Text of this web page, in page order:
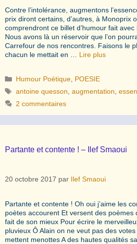
Contre l’intolérance, augmentons
prix diront certains, d’autres, à Monoprix
comprendront ce billet d’humour fait avec
Nous avons là un réservoir que l’on
Carrefour de nos rencontres. Faisons le
chacun le mettait en … Lire plus
Catégories
Humour Poétique POESIE
Étiquettes
antoine quesson ,augmentation ,
2 commentaires
Partante et contente ! – Ilef Smaoui
20 octobre 2017 par Ilef Smaoui
Partante et contente ! Oh oui j’aime les
poètes accourent Et versent des poèmes
fait de son mieux Pour écrire le
pluvieux Ô Alain on ne veut pas des
mettent menottes A des hautes qualités